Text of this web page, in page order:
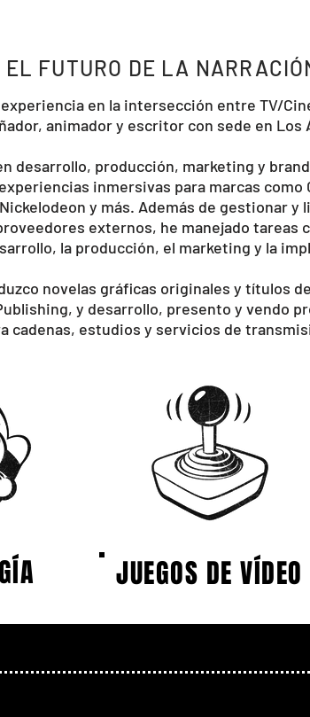
EL FUTURO DE LA
experiencia en la intersección entre TV/
animador y escritor con sede en Los
desarrollo, producción, marketing y
inmersivas para marcas
y más. Además de gestionar
externos, he manejado tareas
la producción, el marketing y la
novelas gráficas originales y títulos
y desarrollo, presento y vendo
cadenas, estudios y servicios de
JUEGOS DE VÍDEO